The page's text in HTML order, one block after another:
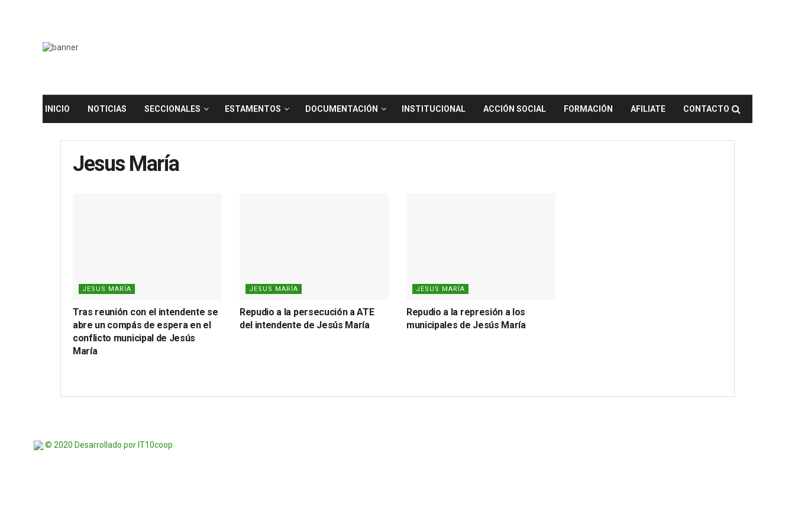
INICIO NOTICIAS SECCIONALES ESTAMENTOS DOCUMENTACIÓN INSTITUCIONAL ACCIÓN SOCIAL FORMACIÓN AFILIATE CONTACTO
Jesus María
JESUS MARÍA
Tras reunión con el intendente se
abre un compás de espera en el
conflicto municipal de Jesús
María
JESUS MARÍA
Repudio a la persecución a ATE
del intendente de Jesús María
JESUS MARÍA
Repudio a la represión a los
municipales de Jesús María
© 2020 Desarrollado por IT10coop